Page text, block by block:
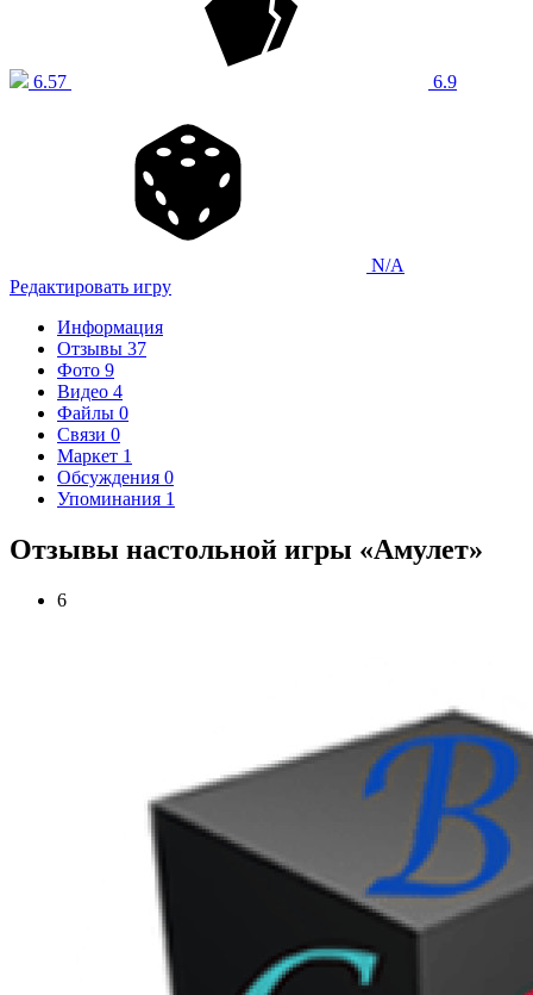
6.57 6.9
N/A
Редактировать игру
Информация
Отзывы 37
Фото 9
Видео 4
Файлы 0
Связи 0
Маркет 1
Обсуждения 0
Упоминания 1
Отзывы настольной игры «Амулет»
6